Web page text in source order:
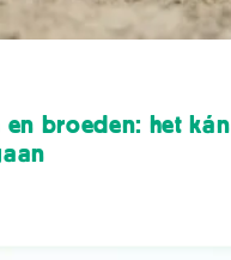
en broeden: het kán